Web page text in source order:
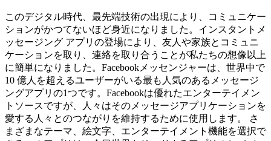
このデジタル時代、最先端技術の出現により、コミュニケー
ションがかつてないほど身近になりました。インスタントメ
ッセージング アプリの登場により、友人や家族とコミュニ
ケーションを取り、連絡を取り合うことが私たちの想像以上
に簡単になりました。Facebookメッセンジャーは、世界中で
10 億人を超えるユーザーがいる最も人気のあるメッセージ
ングアプリの1つです。Facebookは優れたエンターテイメン
トソースですが、人々はそのメッセージアプリケーションを
愛する人々とのつながりを維持するために使用します。 さ
まざまなテーマ、絵文字、エンターテイメント機能を選択で